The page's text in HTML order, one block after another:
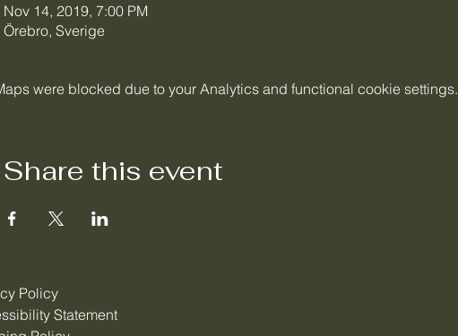
Nov 14, 2019, 7:00 PM
Örebro, Sverige
were blocked due to your Analytics and functional cookie settings.
Share this event
Policy
Statement